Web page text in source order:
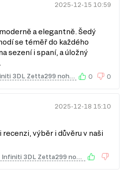
struktura přízí, z nichž je
vlákno, které zajišťuje odolnost
a solím. Materiál má
a lze jej barvit v široké škále
a teplotním vlivům, lze
vhodné používat speciální
2025-12-15 10:59
a elegantně. Šedý
se téměř do každého
sezení i spaní, a úložný
Pohovka Infiniti 3DL Zetta299 noha přírodní buk 0 0
2025-12-18 15:10
recenzi, výběr i důvěru v naši